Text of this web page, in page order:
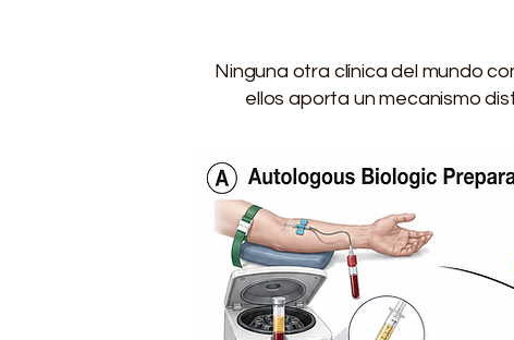
Ninguna otra clínica del mundo
ellos aporta un mecanismo